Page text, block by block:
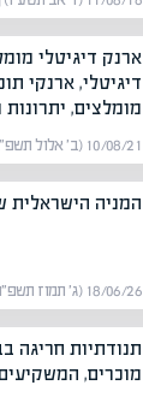
ארנק דיגיטלי
דיגיטלי, ארנקי
מומלצים, יתרונות
10/08/21 (ב׳ אלול תשפ״א) | מערכת אפיק
המניה הישראלית
18/06/26 (ג׳ תמוז תשפ״ו) | אלי קאופמן
תנודתיות חריגה
מוכרים,